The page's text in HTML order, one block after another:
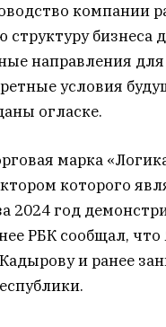
компании
бизнеса
направления
условия
огласке.
марка
которого
2024 год
РБК сообщал,
и ранее